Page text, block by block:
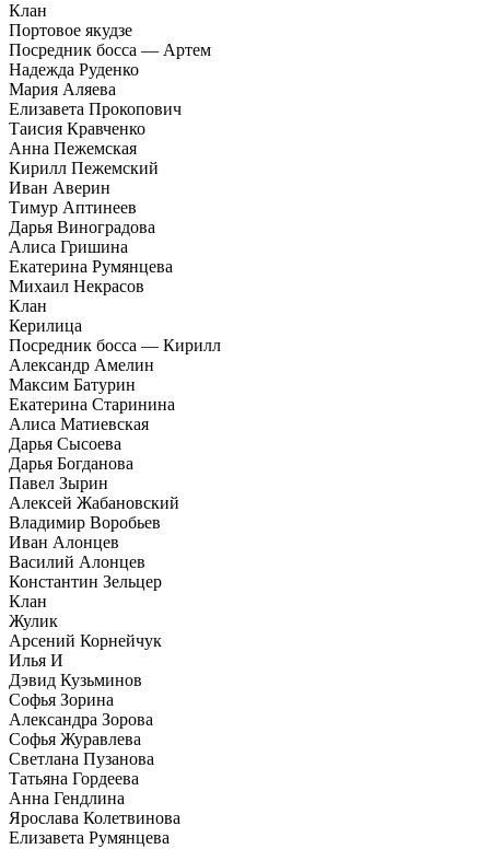
Клан
Портовое якудзе
Посредник босса — Артем
Надежда Руденко
Мария Аляева
Елизавета Прокопович
Таисия Кравченко
Анна Пежемская
Кирилл Пежемский
Иван Аверин
Тимур Аптинеев
Дарья Виноградова
Алиса Гришина
Екатерина Румянцева
Михаил Некрасов
Клан
Керилица
Посредник босса — Кирилл
Александр Амелин
Максим Батурин
Екатерина Старинина
Алиса Матиевская
Дарья Сысоева
Дарья Богданова
Павел Зырин
Алексей Жабановский
Владимир Воробьев
Иван Алонцев
Василий Алонцев
Константин Зельцер
Клан
Жулик
Арсений Корнейчук
Илья И
Дэвид Кузьминов
Софья Зорина
Александра Зорова
Софья Журавлева
Светлана Пузанова
Татьяна Гордеева
Анна Гендлина
Ярослава Колетвинова
Елизавета Румянцева